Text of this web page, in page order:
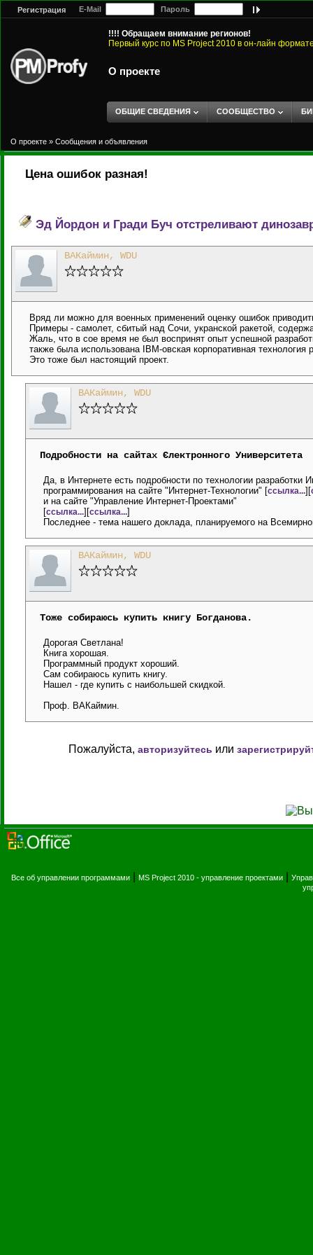
Регистрация E-Mail Пароль
!!!! Обращаем внимание регионов!
Первый курс по MS Project 2010 в он-лайн
О проекте
ОБЩИЕ СВЕДЕНИЯ СООБЩЕСТВО
О проекте » Сообщения и объявления
Цена ошибок разная!
Эд Йордон и Гради Буч отстреливают
ВАКаймин, WDU
Вряд ли можно для военных применений оценку ошибок
Примеры - самолет, сбитый над Сочи, укранской ракетой,
Жаль, что в сое время не был воспринят опыт успешной
также была использована IBM-овская корпоративная технология
Это тоже был настоящий проект.
ВАКаймин, WDU
Подробности на сайтах Єлектронного Университета
Да, в Интернете есть подробности по технологии разработки
программирования на сайте "Интернет-Технологии" [ссылка...][
и на сайте "Управление Интернет-Проектами"
[ссылка...][ссылка...]
Последнее - тема нашего доклада, планируемого на
ВАКаймин, WDU
Тоже собираюсь купить книгу Богданова.
Дорогая Светлана!
Книга хорошая.
Программный продукт хороший.
Сам собираюсь купить книгу.
Нашел - где купить с наибольшей скидкой.
Проф. ВАКаймин.
Пожалуйста, авторизуйтесь или
Все об управлении программами MS Project 2010 - управление проектами